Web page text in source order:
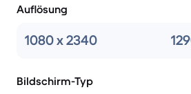
Auflösung
1080 x 2340
Bildschirm-Typ